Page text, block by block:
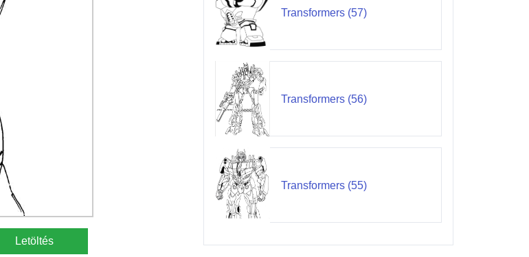
Letöltés
Transformers (57)
Transformers (56)
Transformers (55)